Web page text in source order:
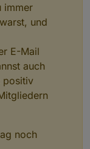
immer
und
E-Mail
auch
positiv
noch